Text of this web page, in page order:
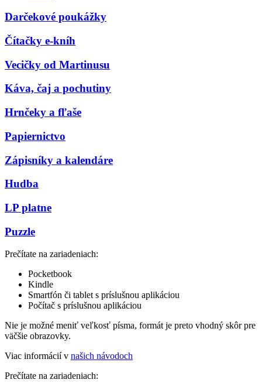
Darčekové poukážky
Čítačky e-kníh
Vecičky od Martinusu
Káva, čaj a pochutiny
Hrnčeky a fľaše
Papiernictvo
Zápisníky a kalendáre
Hudba
LP platne
Puzzle
Prečítate na zariadeniach:
Pocketbook
Kindle
Smartfón či tablet s príslušnou aplikáciou
Počítač s príslušnou aplikáciou
Nie je možné meniť veľkosť písma, formát je preto vhodný skôr pre
väčšie obrazovky.
Viac informácií v našich návodoch
Prečítate na zariadeniach: